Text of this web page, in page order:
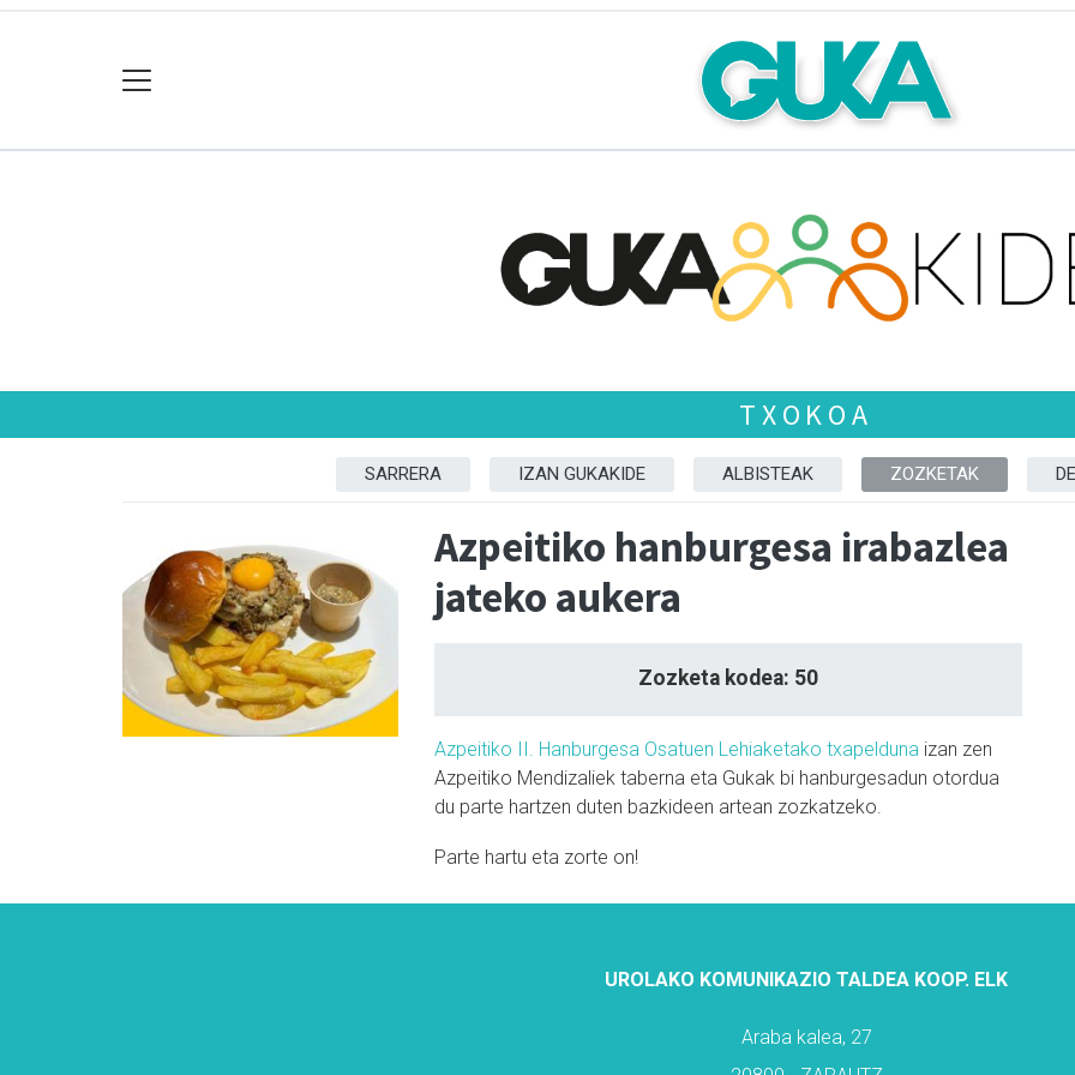
TXOKOA
SARRERA IZAN GUKAKIDE ALBISTEAK ZOZKETAK
Azpeitiko hanburgesa irabazlea
jateko aukera
Zozketa kodea: 50
Azpeitiko II. Hanburgesa Osatuen Lehiaketako txapeldunaizan zen
Azpeitiko Mendizaliek taberna eta Gukak bi hanburgesadun otordua
du parte hartzen duten bazkideen artean zozkatzeko.
Parte hartu eta zorte on!
UROLAKO KOMUNIKAZIO TALDEA KOOP. ELK
Araba kalea, 27